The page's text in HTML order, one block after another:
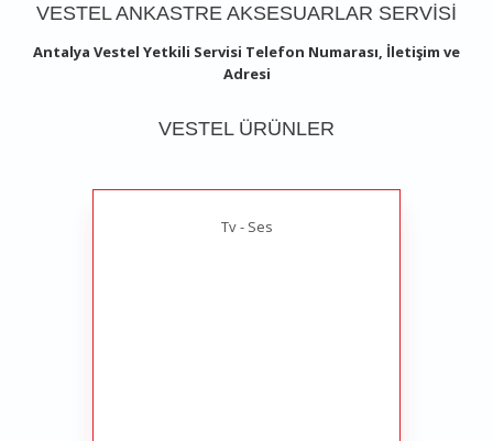
VESTEL ANKASTRE AKSESUARLAR SERVISI
Antalya Vestel Yetkili Servisi Telefon Numarası, İletişim ve
Adresi
VESTEL ÜRÜNLER
Tv - Ses